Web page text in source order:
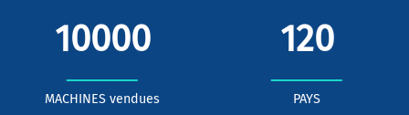
10000
MACHINES vendues
120
PAYS